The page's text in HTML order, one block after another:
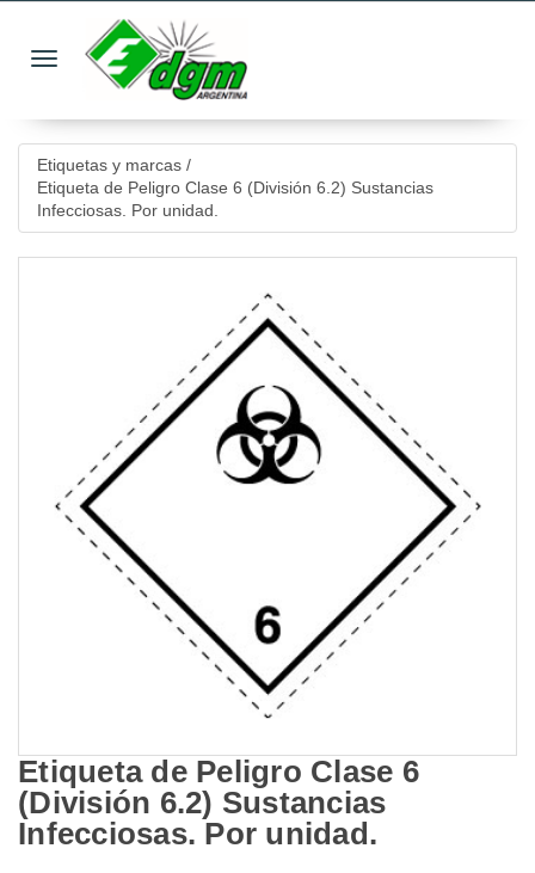
Toggle navigation
Etiquetas y marcas /
Etiqueta de Peligro Clase 6 (División 6.2) Sustancias
Infecciosas. Por unidad.
Etiqueta de Peligro Clase 6
(División 6.2) Sustancias
Infecciosas. Por unidad.